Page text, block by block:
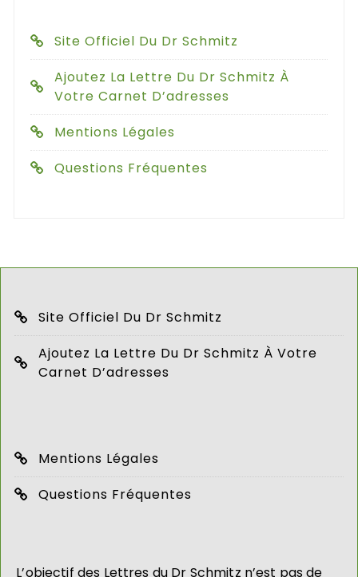
Site Officiel Du Dr Schmitz
Ajoutez La Lettre Du Dr Schmitz À
Votre Carnet D’adresses
Mentions Légales
Questions Fréquentes
Site Officiel Du Dr Schmitz
Ajoutez La Lettre Du Dr Schmitz À Votre
Carnet D’adresses
Mentions Légales
Questions Fréquentes
L’objectif des Lettres du Dr Schmitz n’est pas de